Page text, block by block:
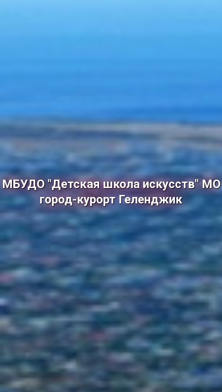
МБУДО "Детская школа искусств" МО
город-курорт Геленджик